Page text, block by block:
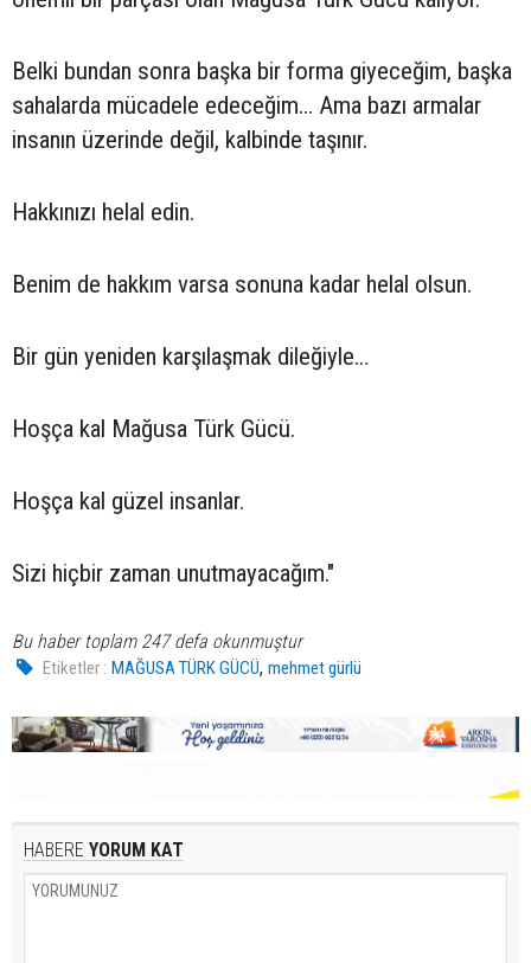
Belki bundan sonra başka bir forma giyeceğim, başka
sahalarda mücadele edeceğim… Ama bazı armalar
insanın üzerinde değil, kalbinde taşınır.
Hakkınızı helal edin.
Benim de hakkım varsa sonuna kadar helal olsun.
Bir gün yeniden karşılaşmak dileğiyle…
Hoşça kal Mağusa Türk Gücü.
Hoşça kal güzel insanlar.
Sizi hiçbir zaman unutmayacağım."
Bu haber toplam 247 defa okunmuştur
Etiketler : MAĞUSA TÜRK GÜCÜ,mehmet gürlü
HABERE YORUM KAT